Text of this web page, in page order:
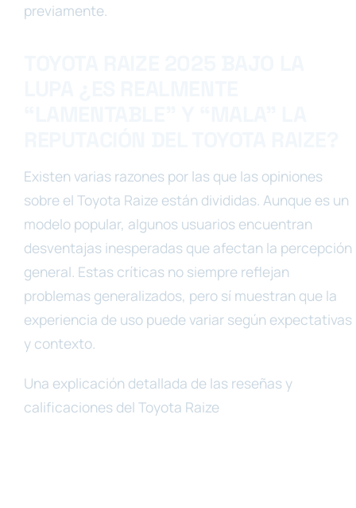
previamente.
Existen varias razones por las que las opiniones
sobre el Toyota Raize están divididas. Aunque es un
modelo popular, algunos usuarios encuentran
desventajas inesperadas que afectan la percepción
general. Estas críticas no siempre reflejan
problemas generalizados, pero sí muestran que la
experiencia de uso puede variar según expectativas
y contexto.
Una explicación detallada de las reseñas y
calificaciones del Toyota Raize